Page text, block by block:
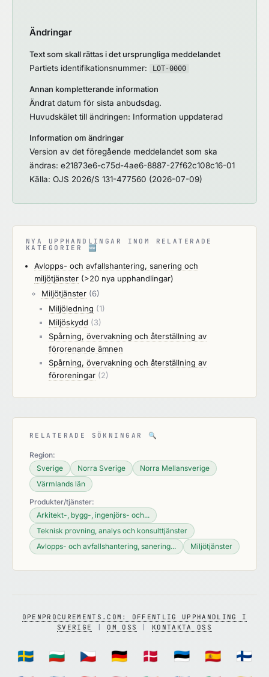
Ändringar
Text som skall rättas i det ursprungliga meddelandet
Partiets identifikationsnummer:
LOT-0000
Annan kompletterande information
Ändrat datum för sista anbudsdag.
Huvudskälet till ändringen: Information uppdaterad
Information om ändringar
Version av det föregående meddelandet som ska
ändras: e21873e6-c75d-4ae6-8887-27f62c108c16-01
Källa: OJS 2026/S 131-477560 (2026-07-09)
NYA UPPHANDLINGAR INOM RELATERADE
KATEGORIER 🆕
Avlopps- och avfallshantering, sanering och
miljötjänster (>20 nya upphandlingar)
Miljötjänster (6)
Miljöledning (1)
Miljöskydd (3)
Spårning, övervakning och återställning av
förorenande ämnen
Spårning, övervakning och återställning av
föroreningar (2)
RELATERADE SÖKNINGAR 🔍
Region:
Sverige
Norra Sverige
Norra Mellansverige
Värmlands län
Produkter/tjänster:
Arkitekt-, bygg-, ingenjörs- och...
Teknisk provning, analys och konsulttjänster
Avlopps- och avfallshantering, sanering...
Miljötjänster
OPENPROCUREMENTS.COM: OFFENTLIG UPPHANDLING I
SVERIGE
OM OSS KONTAKTA OSS
🇸🇪 🇧🇬 🇨🇿 🇩🇪 🇩🇰 🇪🇪 🇪🇸
🇫🇮